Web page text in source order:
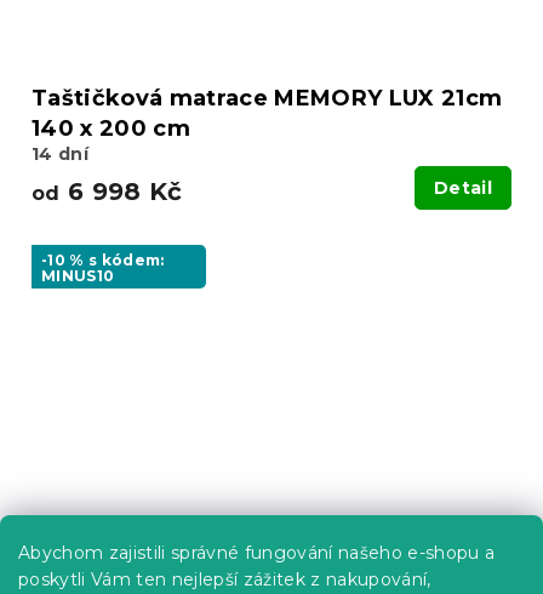
Abychom zajistili správné fungování našeho e-shopu a
poskytli Vám ten nejlepší zážitek z nakupování,
Taštičková matrace MEMORY LUX 21cm
140 x 200 cm
14 dní
od 6 998 Kč Detail
-10 % s kódem:
MINUS10